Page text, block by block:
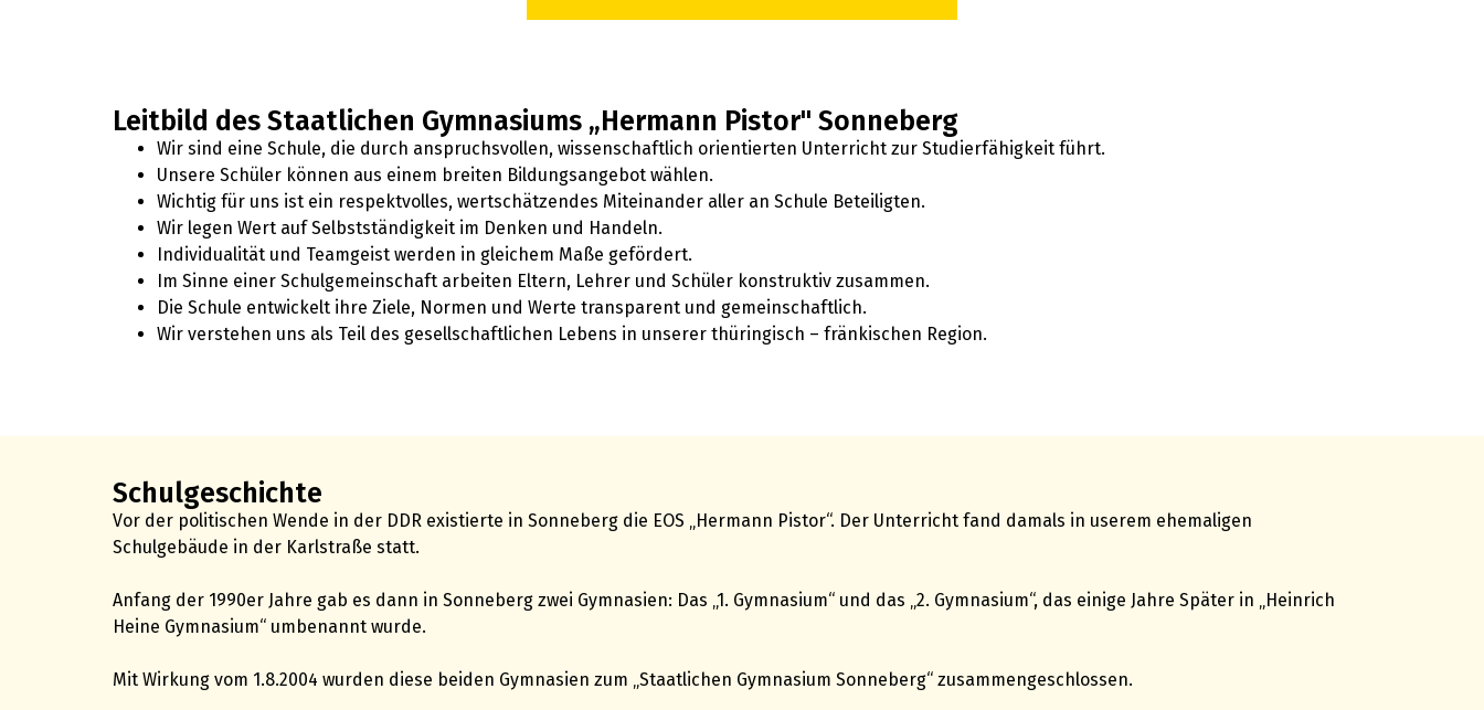
Leitbild des Staatlichen Gymnasiums „Hermann Pistor" Sonneberg
Wir sind eine Schule, die durch anspruchsvollen, wissenschaftlich orientierten Unterricht zur Studierfähigkeit führt.
Unsere Schüler können aus einem breiten Bildungsangebot wählen.
Wichtig für uns ist ein respektvolles, wertschätzendes Miteinander aller an Schule Beteiligten.
Wir legen Wert auf Selbstständigkeit im Denken und Handeln.
Individualität und Teamgeist werden in gleichem Maße gefördert.
Im Sinne einer Schulgemeinschaft arbeiten Eltern, Lehrer und Schüler konstruktiv zusammen.
Die Schule entwickelt ihre Ziele, Normen und Werte transparent und gemeinschaftlich.
Wir verstehen uns als Teil des gesellschaftlichen Lebens in unserer thüringisch – fränkischen Region.
Schulgeschichte
Vor der politischen Wende in der DDR existierte in Sonneberg die EOS „Hermann Pistor“. Der Unterricht fand damals in userem ehemaligen
Schulgebäude in der Karlstraße statt.
Anfang der 1990er Jahre gab es dann in Sonneberg zwei Gymnasien: Das „1. Gymnasium“ und das „2. Gymnasium“, das einige Jahre Später in „Heinrich
Heine Gymnasium“ umbenannt wurde.
Mit Wirkung vom 1.8.2004 wurden diese beiden Gymnasien zum „Staatlichen Gymnasium Sonneberg“ zusammengeschlossen.